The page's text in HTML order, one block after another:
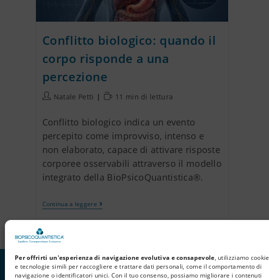
Per offrirti un'esperienza di navigazione evolutiva e consapevole, utilizziamo cookie
e tecnologie simili per raccogliere e trattare dati personali, come il comportamento di
navigazione o identificatori unici. Con il tuo consenso, possiamo migliorare i contenuti
Conflitto biologico: quando il
corpo risponde a una
percezione
Natale Petti 11 min di lettura
Conflitto biologico indica un evento
percepito come improvviso, intenso e
non elaborato, capace di attivare risposte
corporee osservabili attraverso il modello
integrato della BioPsicoQuantistica®.
Continua a leggere